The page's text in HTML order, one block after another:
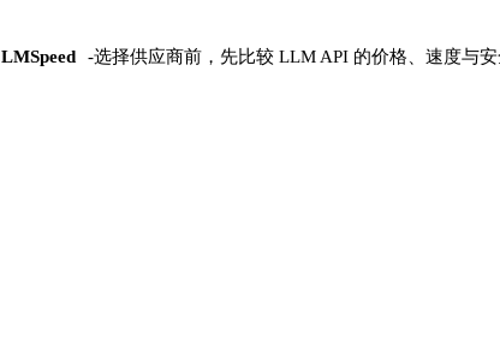
LMSpeed -选择供应商前，先比较 LLM API 的价格、速度与